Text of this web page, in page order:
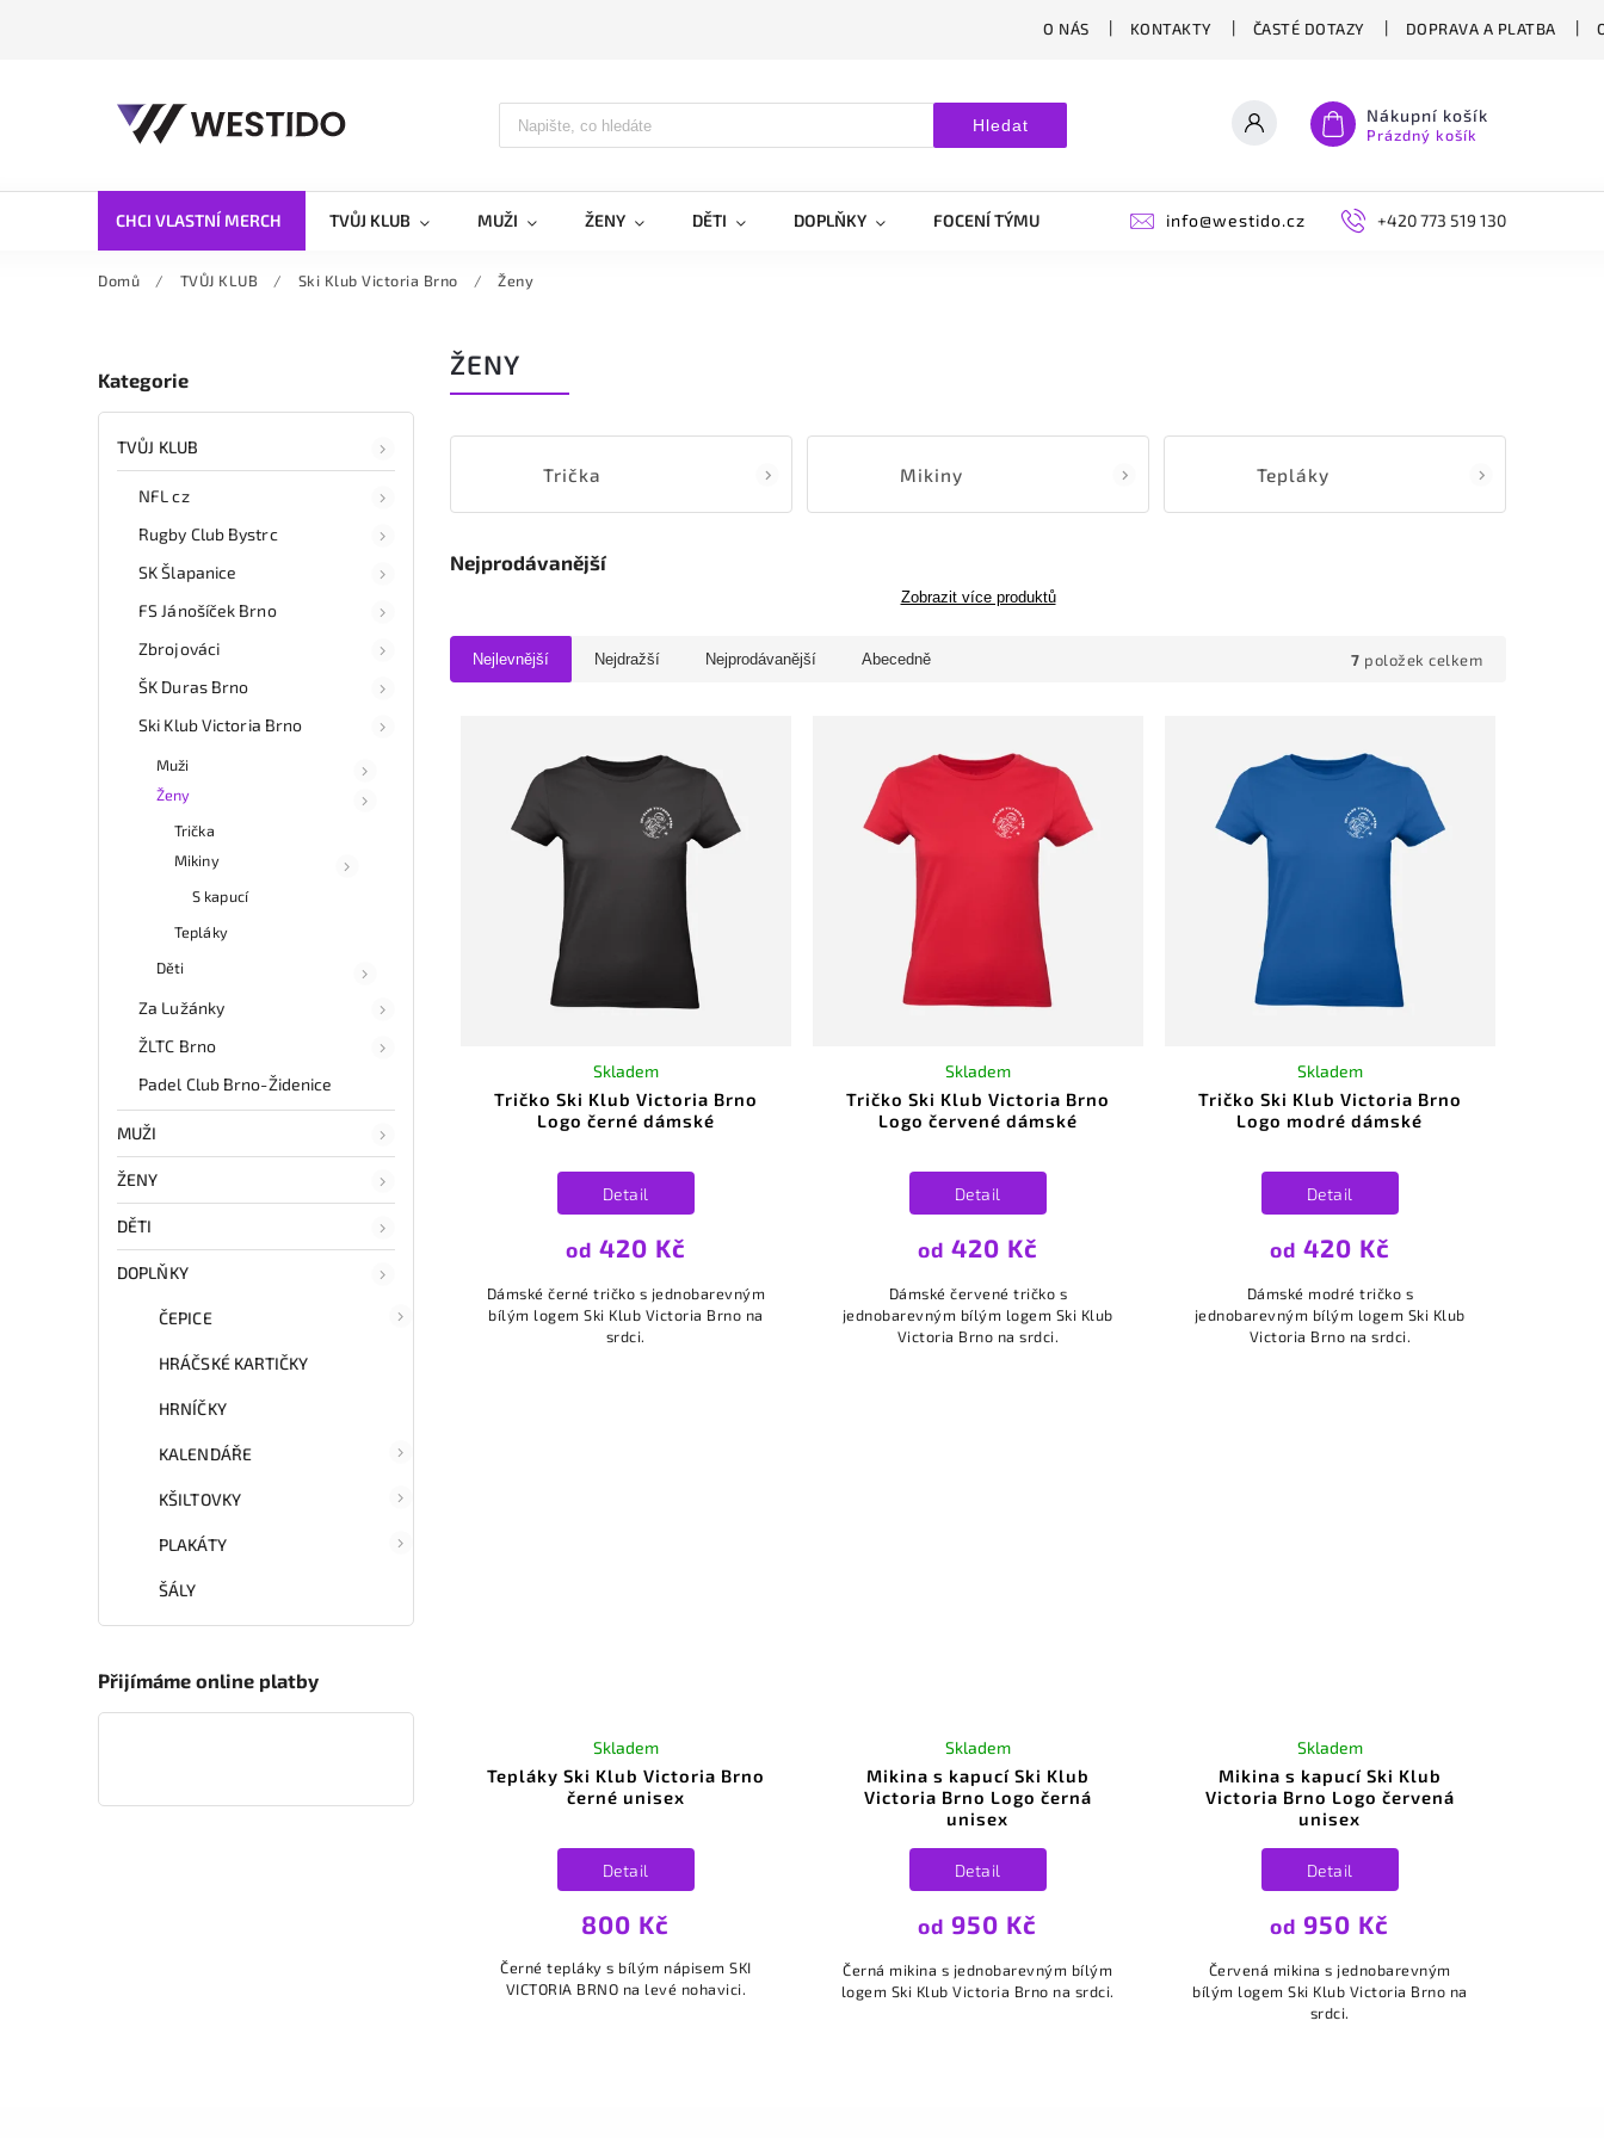
O NÁS KONTAKTY ČASTÉ DOTAZY DOPRAVA A PLATBA
Hledat Nákupní košík
Prázdný košík
CHCI VLASTNÍ MERCH TVŮJ KLUB MUŽI ŽENY DĚTI DOPLŇKY FOCENÍ TÝMU +420 773 519 130
info@westido.cz
Domů / TVŮJ KLUB / Ski Klub Victoria Brno / Ženy
Kategorie
TVŮJ KLUB
NFL cz
Rugby Club Bystrc
SK Šlapanice
FS Jánošíček Brno
Zbrojováci
ŠK Duras Brno
Ski Klub Victoria Brno
Muži
Ženy
Trička
Mikiny
S kapucí
Tepláky
Děti
Za Lužánky
ŽLTC Brno
Padel Club Brno-Židenice
MUŽI
ŽENY
DĚTI
DOPLŇKY
ČEPICE
HRÁČSKÉ KARTIČKY
HRNÍČKY
KALENDÁŘE
KŠILTOVKY
PLAKÁTY
ŠÁLY
Přijímáme online platby
ŽENY
Trička Mikiny Tepláky
Nejprodávanější
Zobrazit více produktů
Nejlevnější Nejdražší Nejprodávanější Abecedně 7 položek celkem
Tričko Ski Klub Victoria Brno
Logo černé dámské
Skladem
od 420 Kč
Detail
Dámské černé tričko s jednobarevným
bílým logem Ski Klub Victoria Brno na
srdci.
Tričko Ski Klub Victoria Brno
Logo červené dámské
Skladem
od 420 Kč
Detail
Dámské červené tričko s
jednobarevným bílým logem Ski Klub
Victoria Brno na srdci.
Tričko Ski Klub Victoria Brno
Logo modré dámské
Skladem
od 420 Kč
Detail
Dámské modré tričko s
jednobarevným bílým logem Ski Klub
Victoria Brno na srdci.
Tepláky Ski Klub Victoria Brno
černé unisex
Skladem
800 Kč
Detail
Černé tepláky s bílým nápisem SKI
VICTORIA BRNO na levé nohavici.
Mikina s kapucí Ski Klub
Victoria Brno Logo černá
unisex
Skladem
od 950 Kč
Detail
Černá mikina s jednobarevným bílým
logem Ski Klub Victoria Brno na srdci.
Mikina s kapucí Ski Klub
Victoria Brno Logo červená
unisex
Skladem
od 950 Kč
Detail
Červená mikina s jednobarevným
bílým logem Ski Klub Victoria Brno na
srdci.